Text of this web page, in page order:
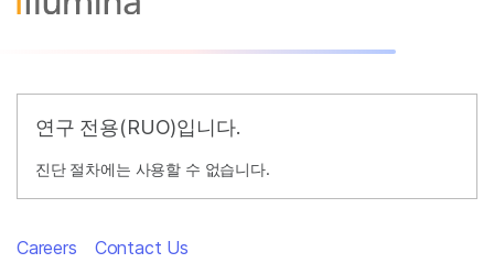
연구 전용(RUO)입니다.
진단 절차에는 사용할 수 없습니다.
Careers Contact Us